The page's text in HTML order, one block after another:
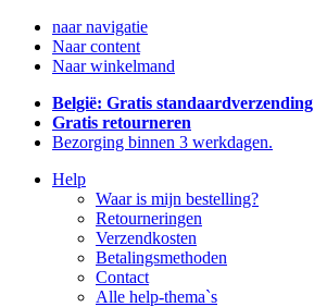
naar navigatie
Naar content
Naar winkelmand
België: Gratis standaardverzending
Gratis retourneren
Bezorging binnen 3 werkdagen.
Help
Waar is mijn bestelling?
Retourneringen
Verzendkosten
Betalingsmethoden
Contact
Alle help-thema`s